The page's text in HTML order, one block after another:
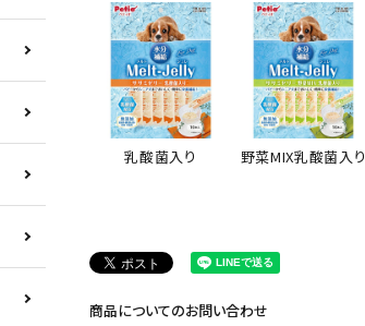
乳酸菌入り 野菜MIX乳酸菌入り
商品についてのお問い合わせ